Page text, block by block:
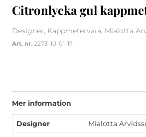
Citronlycka gul
Designer, Kappmetervara, Mialotta
Art. nr: 2273-10-01-17
Mer information
Designer Mialotta